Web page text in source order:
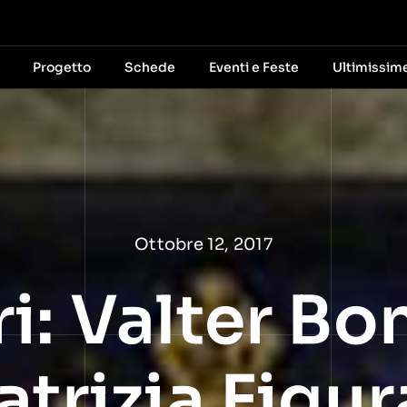
Progetto Schede Eventi e Feste
Ottobre 12, 2017
Valter